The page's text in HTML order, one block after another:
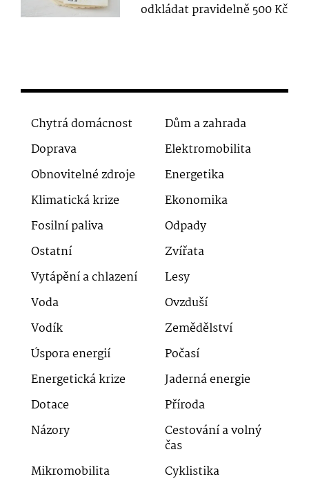
odkládat pravidelně 500 Kč
Chytrá domácnost
Dům a zahrada
Doprava
Elektromobilita
Obnovitelné zdroje
Energetika
Klimatická krize
Ekonomika
Fosilní paliva
Odpady
Ostatní
Zvířata
Vytápění a chlazení
Lesy
Voda
Ovzduší
Vodík
Zemědělství
Úspora energií
Počasí
Energetická krize
Jaderná energie
Dotace
Příroda
Názory
Cestování a volný
čas
Mikromobilita
Cyklistika